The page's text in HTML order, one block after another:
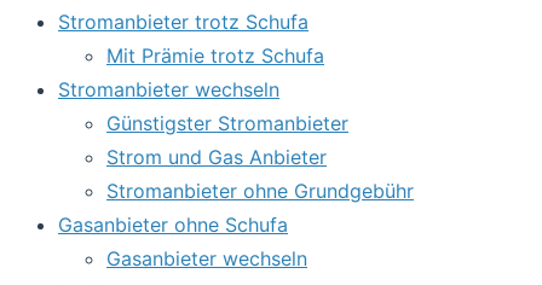
Stromanbieter trotz Schufa
Mit Prämie trotz Schufa
Stromanbieter wechseln
Günstigster Stromanbieter
Strom und Gas Anbieter
Stromanbieter ohne Grundgebühr
Gasanbieter ohne Schufa
Gasanbieter wechseln